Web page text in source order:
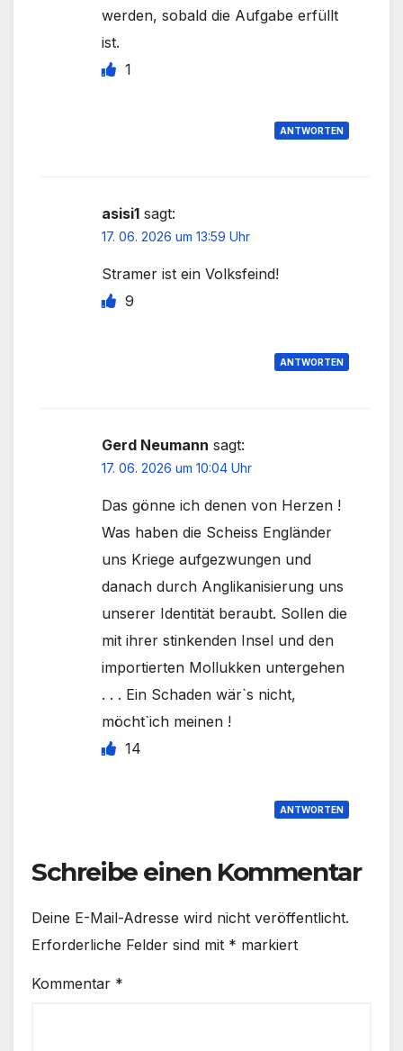
werden, sobald die Aufgabe erfüllt
ist.
1
ANTWORTEN
asisi1 sagt:
17. 06. 2026 um 13:59 Uhr
Stramer ist ein Volksfeind!
9
ANTWORTEN
Gerd Neumann sagt:
17. 06. 2026 um 10:04 Uhr
Das gönne ich denen von Herzen !
Was haben die Scheiss Engländer
uns Kriege aufgezwungen und
danach durch Anglikanisierung uns
unserer Identität beraubt. Sollen die
mit ihrer stinkenden Insel und den
importierten Mollukken untergehen
. . . Ein Schaden wär`s nicht,
möcht`ich meinen !
14
ANTWORTEN
Schreibe einen Kommentar
Deine E-Mail-Adresse wird nicht veröffentlicht.
Erforderliche Felder sind mit * markiert
Kommentar *